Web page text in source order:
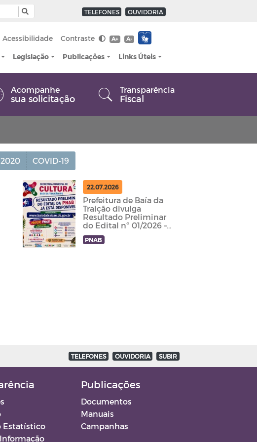
TELEFONES OUVIDORIA
Acessibilidade Contraste A+ A-
Legislação Publicações Links Úteis
Acompanhe
sua solicitação
Transparência
Fiscal
COVID-19
22.07.2026
Prefeitura de Baía da
Traição divulga
Resultado Preliminar
do Edital nº 01/2026 –
PNAB BT
PNAB
TELEFONES OUVIDORIA SUBIR
Estatístico
Publicações
Documentos
Manuais
Campanhas